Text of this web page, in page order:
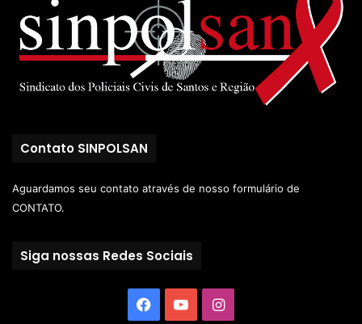
Contato SINPOLSAN
Aguardamos seu contato através de nosso formulário de
CONTATO.
Siga nossas Redes Sociais